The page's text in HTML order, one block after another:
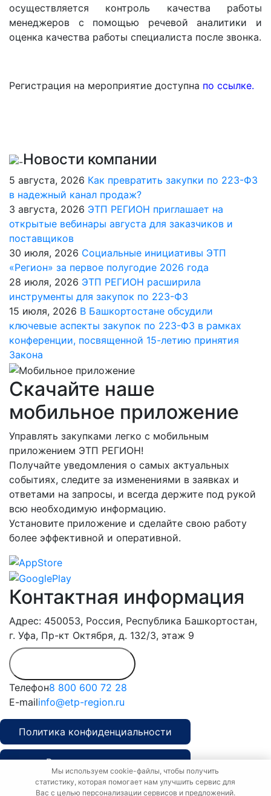
Мы используем cookie-файлы, чтобы получить
статистику, которая помогает нам улучшить сервис для
Вас с целью персонализации сервисов и предложений.
осуществляется контроль качества работы
менеджеров с помощью речевой аналитики и
оценка качества работы специалиста после звонка.
Регистрация на мероприятие доступна по ссылке.
Новости компании
5 августа, 2026 Как превратить закупки по 223-ФЗ
в надежный канал продаж?
3 августа, 2026 ЭТП РЕГИОН приглашает на
открытые вебинары августа для заказчиков и
поставщиков
30 июля, 2026 Социальные инициативы ЭТП
«Регион» за первое полугодие 2026 года
28 июля, 2026 ЭТП РЕГИОН расширила
инструменты для закупок по 223-ФЗ
15 июля, 2026 В Башкортостане обсудили
ключевые аспекты закупок по 223-ФЗ в рамках
конференции, посвященной 15-летию принятия
Закона
Скачайте наше
мобильное приложение
Управлять закупками легко с мобильным
приложением ЭТП РЕГИОН!
Получайте уведомления о самых актуальных
событиях, следите за изменениями в заявках и
ответами на запросы, и всегда держите под рукой
всю необходимую информацию.
Установите приложение и сделайте свою работу
более эффективной и оперативной.
Контактная информация
Адрес: 450053, Россия, Республика Башкортостан,
г. Уфа, Пр-кт Октября, д. 132/3, этаж 9
Телефон8 800 600 72 28
E-mailinfo@etp-region.ru
Политика конфиденциальности
Рекламная политика
Политика о персональных данных